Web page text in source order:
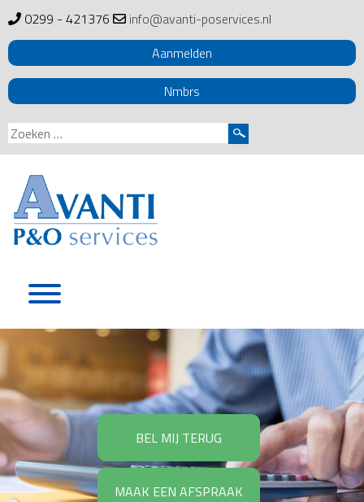
0299 - 421376
info@avanti-poservices.nl
Aanmelden
Nmbrs
Zoeken
naar:
BEL MIJ TERUG
MAAK EEN AFSPRAAK